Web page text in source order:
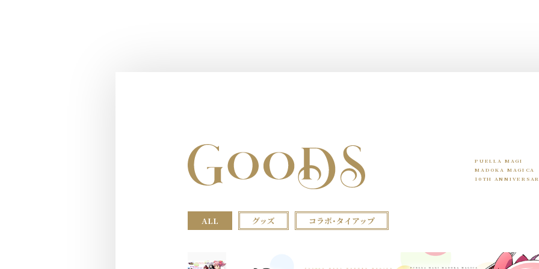
PUELLA MAGI
MADOKA MAGICA
10TH
ALL グッズ コラボ・タイアップ